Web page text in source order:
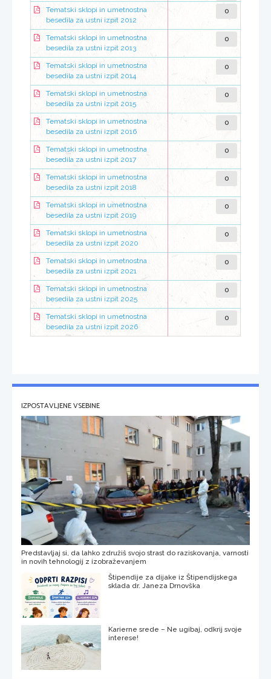
Tematski sklopi in umetnostna
besedila za ustni izpit 2012
0
Tematski sklopi in umetnostna
besedila za ustni izpit 2013
0
Tematski sklopi in umetnostna
besedila za ustni izpit 2014
0
Tematski sklopi in umetnostna
besedila za ustni izpit 2015
0
Tematski sklopi in umetnostna
besedila za ustni izpit 2016
0
Tematski sklopi in umetnostna
besedila za ustni izpit 2017
0
Tematski sklopi in umetnostna
besedila za ustni izpit 2018
0
Tematski sklopi in umetnostna
besedila za ustni izpit 2019
0
Tematski sklopi in umetnostna
besedila za ustni izpit 2020
0
Tematski sklopi in umetnostna
besedila za ustni izpit 2021
0
Tematski sklopi in umetnostna
besedila za ustni izpit 2025
0
Tematski sklopi in umetnostna
besedila za ustni izpit 2026
0
IZPOSTAVLJENE VSEBINE
Predstavljaj si, da lahko združiš svojo strast do raziskovanja, varnosti
in novih tehnologij z izobraževanjem
Štipendije za dijake iz Štipendijskega
sklada dr. Janeza Drnovška
Karierne srede – Ne ugibaj, odkrij svoje
interese!